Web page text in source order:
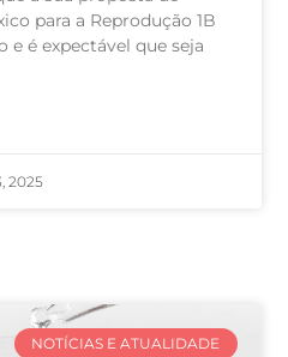
para a Reprodução 1B
e é expectável que seja
2025
NOTÍCIAS E ATUALIDADE